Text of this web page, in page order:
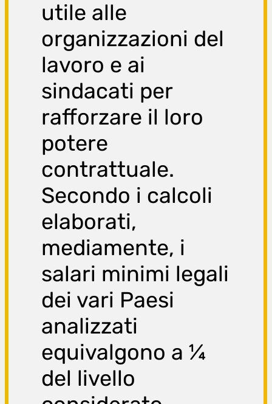
utile alle
organizzazioni del
lavoro e ai
sindacati per
rafforzare il loro
potere
contrattuale.
Secondo i calcoli
elaborati,
mediamente, i
salari minimi legali
dei vari Paesi
analizzati
equivalgono a ¼
del livello